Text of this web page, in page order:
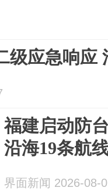
级应急响应
福建启动防
沿海19条航
界面新闻 2026-08-